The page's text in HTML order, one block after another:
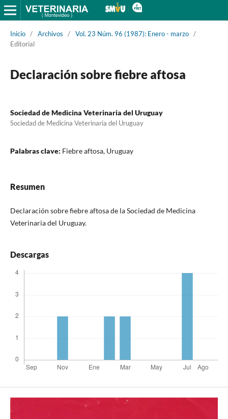
Inicio / Archivos / Vol. 23 Núm. 96 (1987): Enero - marzo /
Editorial
Declaración sobre fiebre aftosa
Sociedad de Medicina Veterinaria del Uruguay
Sociedad de Medicina Veterinaria del Uruguay
Palabras clave: Fiebre aftosa, Uruguay
Resumen
Declaración sobre fiebre aftosa de la Sociedad de Medicina
Veterinaria del Uruguay.
Descargas